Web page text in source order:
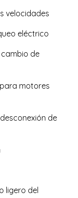
velocidades
eléctrico
de
motores
de
ligero del